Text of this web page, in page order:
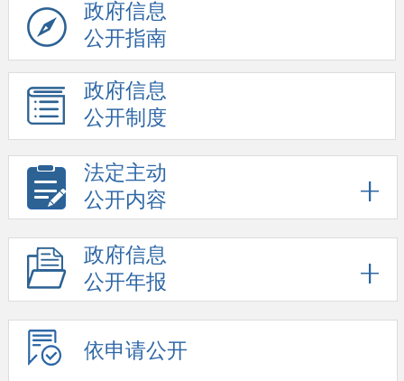
政府信息
公开指南
政府信息
公开制度
法定主动
公开内容
政府信息
公开年报
依申请公开